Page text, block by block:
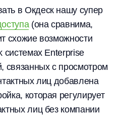
в Окдеск нашу супер
(она сравнима,
схожие возможности
системах Enterprise
связанных с просмотром
лиц добавлена
которая регулирует
лиц без компании